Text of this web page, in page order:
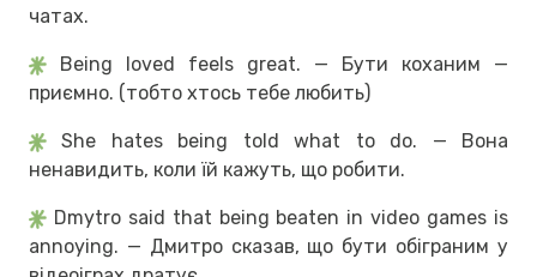
чатах.
Being loved feels great. — Бути коханим —
приємно. (тобто хтось тебе любить)
She hates being told what to do. — Вона
ненавидить, коли їй кажуть, що робити.
Dmytro said that being beaten in video games is
annoying. — Дмитро сказав, що бути обіграним у